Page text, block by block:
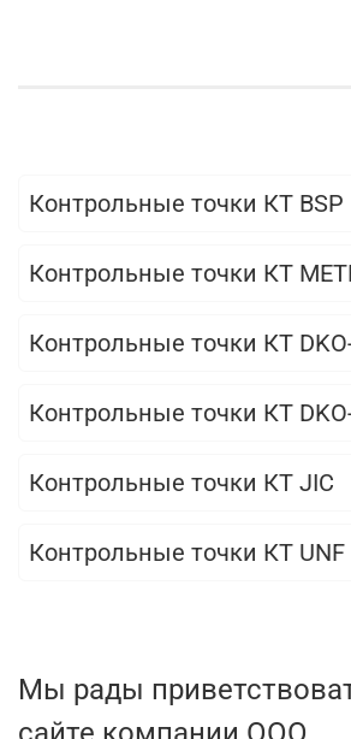
Контрольные точки КТ BSP
Контрольные точки КТ
Контрольные точки КТ
Контрольные точки КТ
Контрольные точки КТ JIC
Контрольные точки КТ UNF
Мы рады